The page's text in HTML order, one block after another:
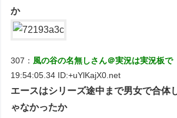
か
307： 風の谷の名無しさん＠実況は実況板で
19:54:05.34 ID:+uYlKajX0.net
エースはシリーズ途中まで男女で合体
ゃなかったか